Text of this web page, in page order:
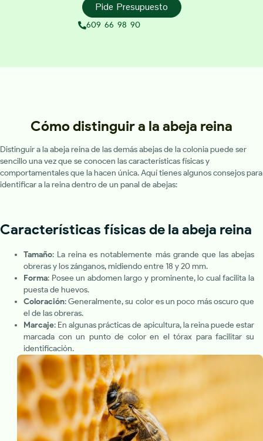
Pide Presupuesto
609 66 98 90
Cómo distinguir a la abeja reina
Distinguir a la abeja reina de las demás abejas de la colonia puede ser
sencillo una vez que se conocen las características físicas y
comportamentales que la hacen única. Aquí tienes algunos consejos para
identificar a la reina dentro de un panal de abejas:
Características físicas de la abeja reina
Tamaño: La reina es notablemente más grande que las abejas
obreras y los zánganos, midiendo entre 18 y 20 mm.
Forma: Posee un abdomen largo y prominente, lo cual facilita la
puesta de huevos.
Coloración: Generalmente, su color es un poco más oscuro que
el de las obreras.
Marcaje: En algunas prácticas de apicultura, la reina puede estar
marcada con un punto de color en el tórax para facilitar su
identificación.